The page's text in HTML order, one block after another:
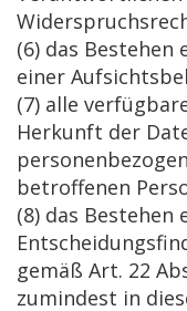
(6) das Bestehen
einer
(7) alle
Herkunft der
betroffenen
(8) das
gemäß Art. 22
zumindest in